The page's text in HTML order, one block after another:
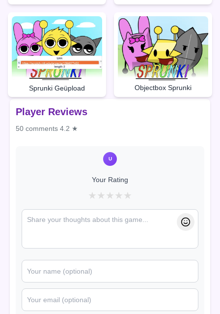
Sprunki Geüpload Objectbox Sprunki
Player Reviews
50 comments 4.2 ★
U
Your Rating
★ ★ ★ ★ ★